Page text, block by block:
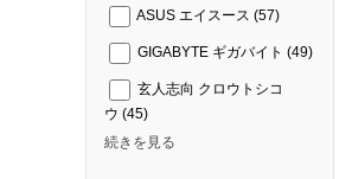
ASUS エイスース (57)
GIGABYTE ギガバイト (49)
玄人志向 クロウトシコ
ウ (45)
続きを見る